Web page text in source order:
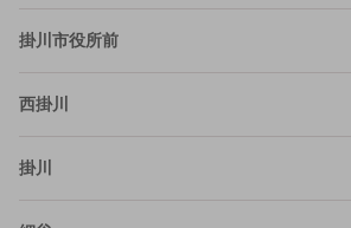
掛川市役所前
西掛川
掛川